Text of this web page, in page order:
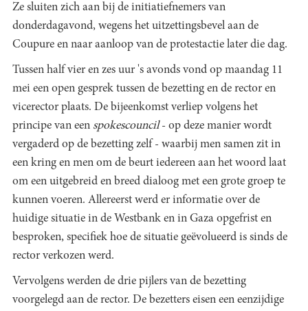
Ze sluiten zich aan bij de initiatiefnemers van
donderdagavond, wegens het uitzettingsbevel aan de
Coupure en naar aanloop van de protestactie later die dag.
Tussen half vier en zes uur 's avonds vond op maandag 11
mei een open gesprek tussen de bezetting en de rector en
vicerector plaats. De bijeenkomst verliep volgens het
principe van een spokescouncil- op deze manier wordt
vergaderd op de bezetting zelf - waarbij men samen zit in
een kring en men om de beurt iedereen aan het woord laat
om een uitgebreid en breed dialoog met een grote groep te
kunnen voeren. Allereerst werd er informatie over de
huidige situatie in de Westbank en in Gaza opgefrist en
besproken, specifiek hoe de situatie geëvolueerd is sinds de
rector verkozen werd.
Vervolgens werden de drie pijlers van de bezetting
voorgelegd aan de rector. De bezetters eisen een eenzijdige